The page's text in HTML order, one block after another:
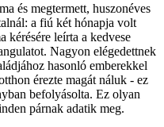
és megtermett, huszonéves
a fiú két hónapja volt
kérésére leírta a kedvese
Nagyon elégedettnek
hasonló emberekkel
érezte magát náluk - ez
befolyásolta. Ez olyan
párnak adatik meg.